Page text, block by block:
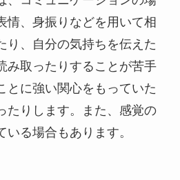
情、身振りなどを用いて相
り、自分の気持ちを伝えた
み取ったりすることが苦手
とに強い関心をもっていた
たりします。また、感覚の
る場合もあります。